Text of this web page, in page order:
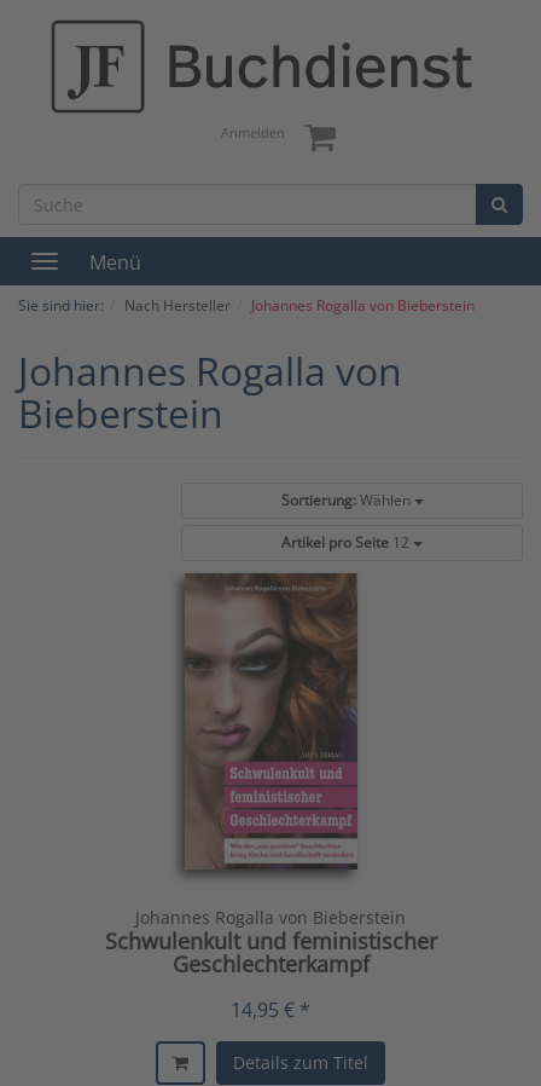
Anmelden
Toggle
navigation
Menü
Sie sind hier: Nach Hersteller Johannes Rogalla von Bieberstein
Johannes Rogalla von
Bieberstein
Sortierung: Wählen
Artikel pro Seite 12
Johannes Rogalla von Bieberstein
Schwulenkult und feministischer
Geschlechterkampf
14,95 € *
Details zum Titel